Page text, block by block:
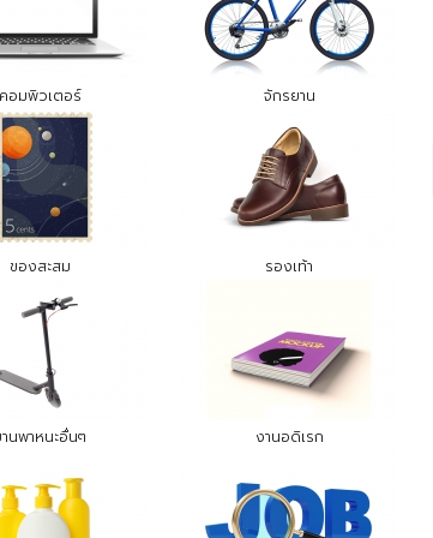
คอมพิวเตอร์ จักรยาน
ของสะสม รองเท้า
นพาหนะอื่นๆ งานอดิเรก